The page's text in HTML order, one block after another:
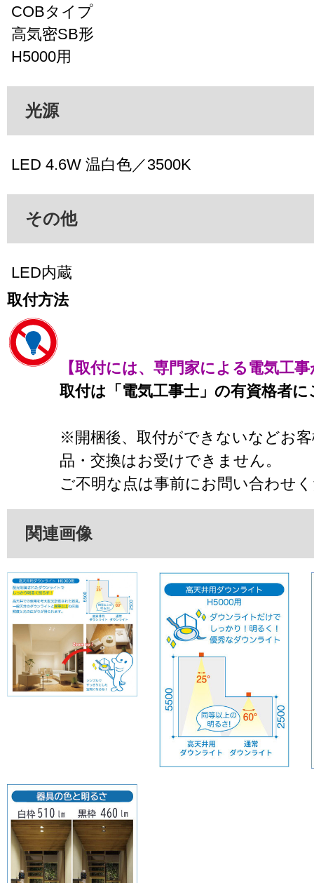
COBタイプ
高気密SB形
H5000用
光源
LED 4.6W 温白色／3500K
その他
LED内蔵
取付方法
【取付には、専門家による電気工
取付は「電気工事士」の有資格者
※開梱後、取付ができないなどお
品・交換はお受けできません。
ご不明な点は事前にお問い合わせ
関連画像